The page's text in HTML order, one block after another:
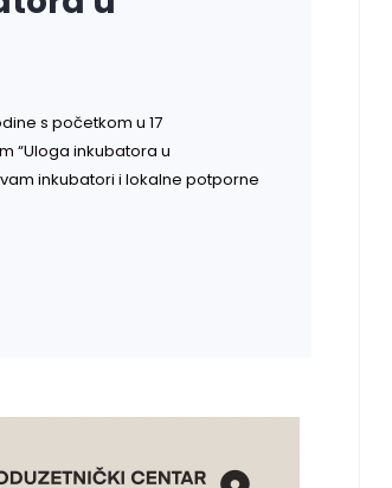
s početkom u 17
“Uloga inkubatora u
inkubatori i lokalne potporne